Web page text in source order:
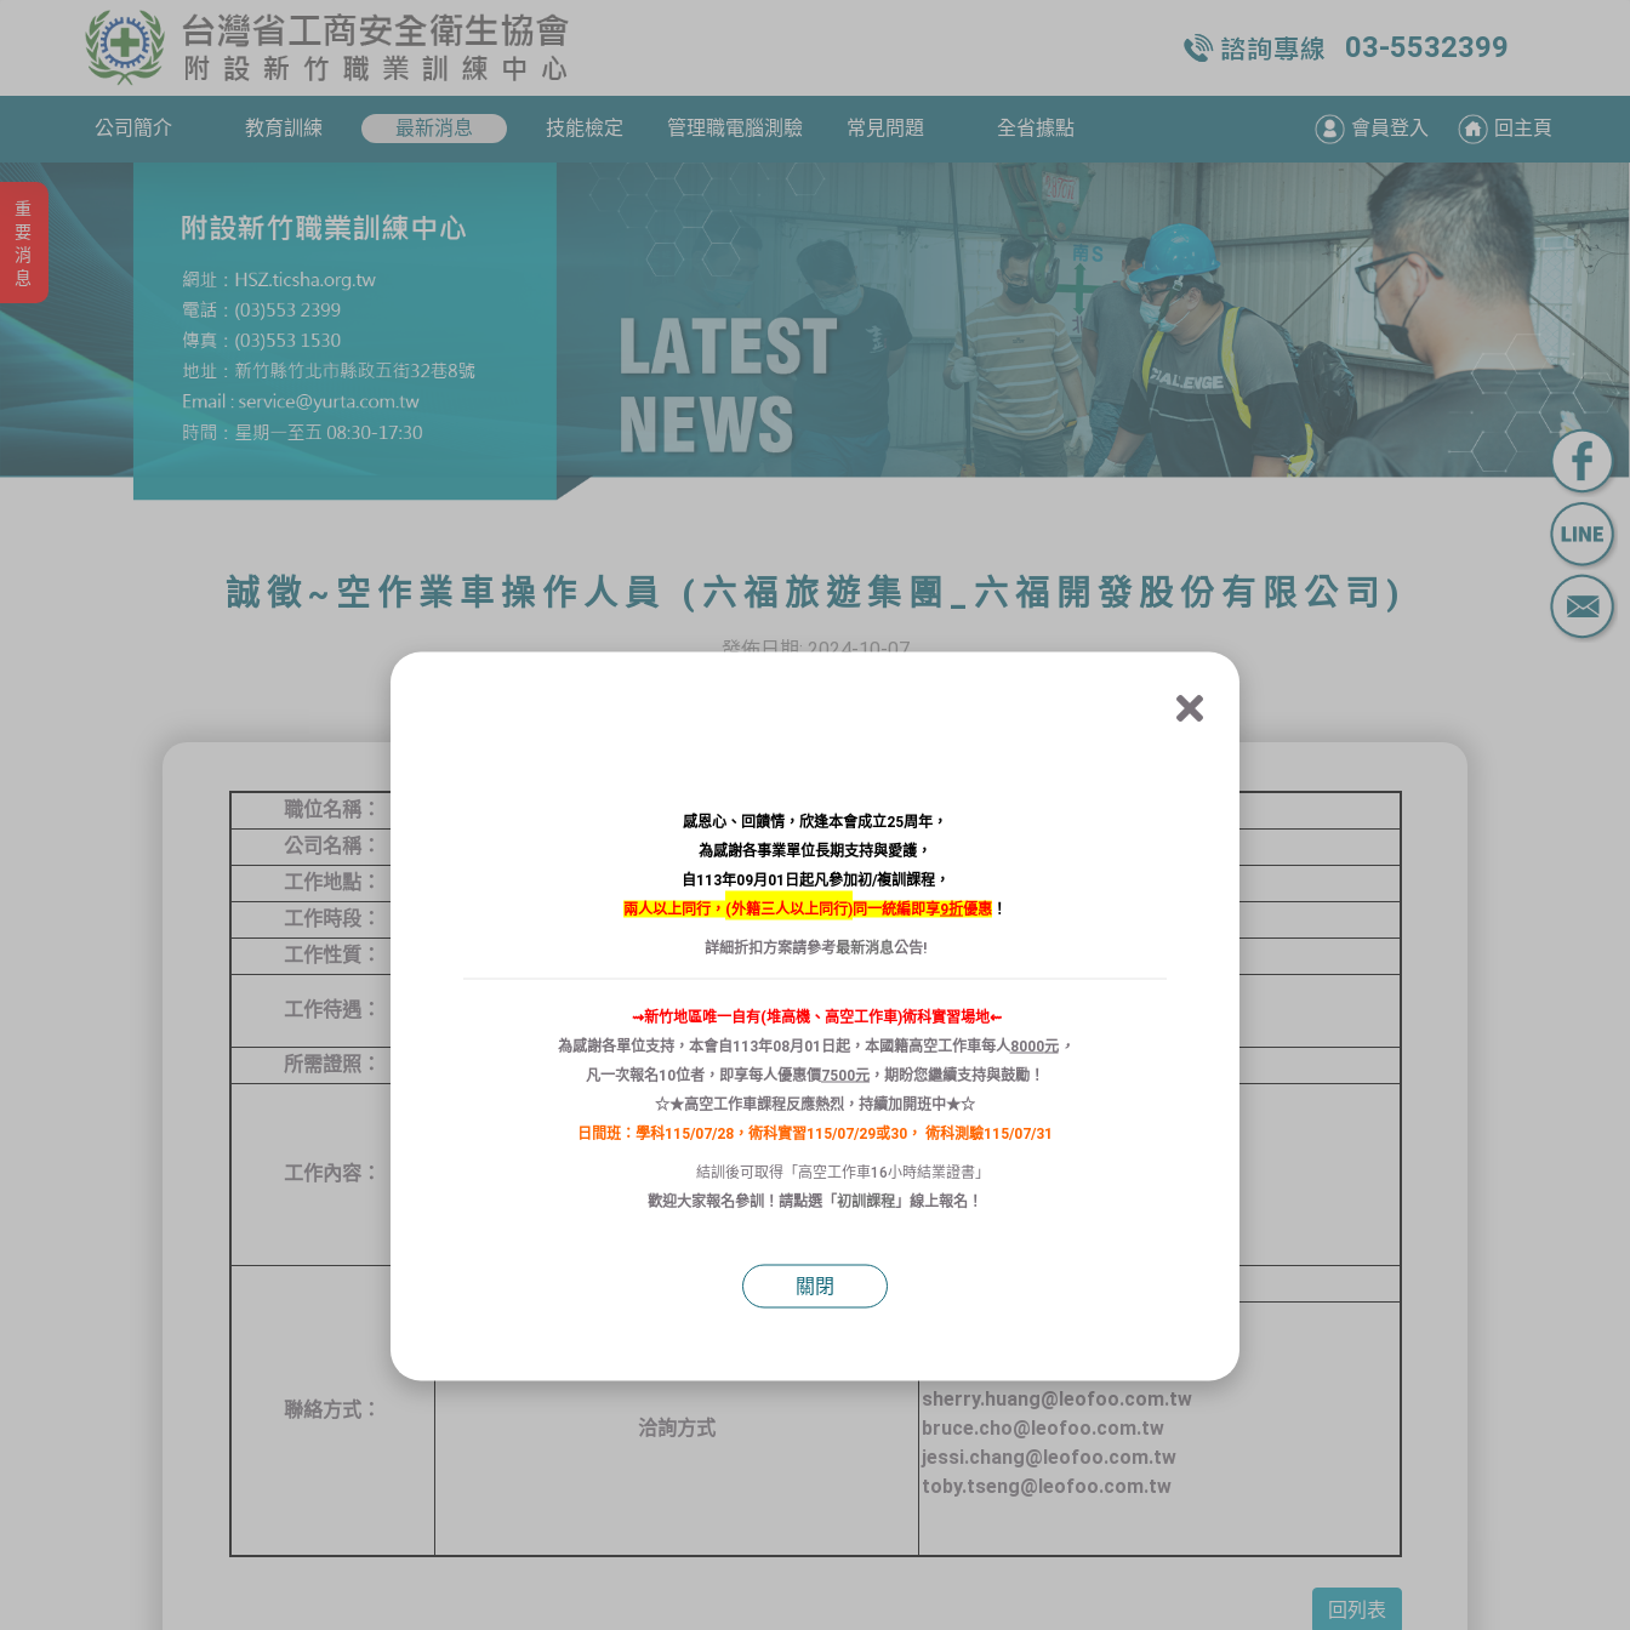
03-5532399
公司簡介 教育訓練 最新消息 技能檢定 管理職電腦測驗 常見問題 全省據點 會員登入 回主頁
重要消息
誠徵~空作業車操作人員 (六福旅遊集團_六福開發股份有限公司)
發佈日期:2024-10-07
職位名稱：
公司 名稱：
六福開發股份有限公司
工作地點：
60號
工作時段：
工作性質：
工作待遇：
（固定或變動薪資因個人資歷或績效而異）
所需證照：
高空工作車操作人員
工作內容：
熟水電、泥作、木工、油漆、抓漏防水施
工等跟建築土木裝修者，優先錄取。
熟悉高空作業及基本保養維護操作。(懼高者勿試)
需具有高空作業相關證照。
聯絡方式：
洽詢方式
sherry.huang@leofoo.com.tw
bruce.cho@leofoo.com.tw
jessi.chang@leofoo.com.tw
toby.tseng@leofoo.com.tw
回列表
感恩心、回饋情，欣逢本會成立25周年，
為感謝各事業單位長期支持與愛護，
自113年09月01日起凡參加初/複訓課程，
兩人以上同行， (外籍三人以上同行)同一統編即享9折優惠 ！
詳細折扣方案請參考最新消息公告!
⇝新竹地區唯一自有(堆高機、高空工作車)術科實習場地⇜
為感謝各單位支持，本會自113年08月 01 日 起，本國籍高空工作車每人8000元，
凡一次報名10位者 ， 即享每人優惠價7500元 ， 期盼您繼續支持與鼓勵！
☆★高空工作車課程反應熱烈，持續加開班中★☆
日間班：學科115/07/28，術科實習115/07/29或30， 術科測驗115/07/31
結訓後可取得「高空工作車16小時結業證書」
歡迎大家報名參訓！請點選「初訓課程 」線上報名！
關閉